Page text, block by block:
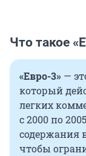
Что такое
«Евро-3» —
который
легких
с 2000 по
содержания
чтобы